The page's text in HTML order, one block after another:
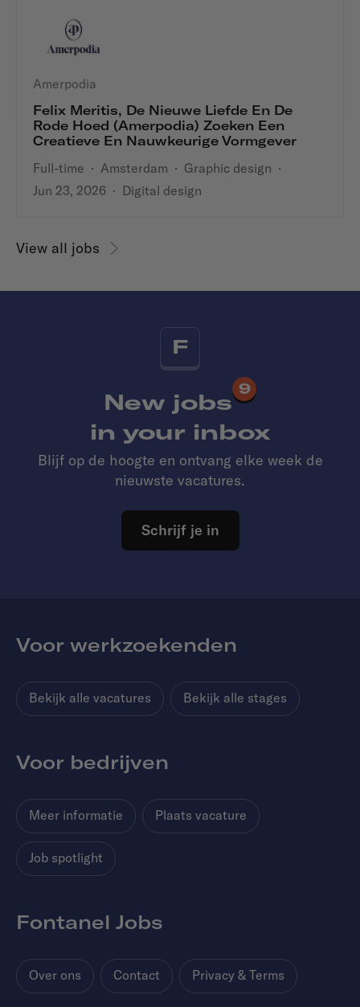
Amerpodia
Felix Meritis, De Nieuwe Liefde En De
Rode Hoed (Amerpodia) Zoeken Een
Creatieve En Nauwkeurige Vormgever
Full-time · Amsterdam · Graphic design ·
Jun 23, 2026 · Digital design
View all jobs
F
New jobs
9
in your inbox
Blijf op de hoogte en ontvang elke week de
nieuwste vacatures.
Schrijf je in
Voor werkzoekenden
Bekijk alle vacatures Bekijk alle stages
Voor bedrijven
Meer informatie Plaats vacature
Job spotlight
Fontanel Jobs
Over ons Contact Privacy & Terms